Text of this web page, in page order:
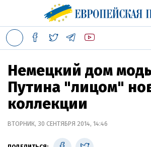
Немецкий дом
Путина "лицом"
коллекции
ВТОРНИК, 30 СЕНТЯБРЯ 2014, 14:46